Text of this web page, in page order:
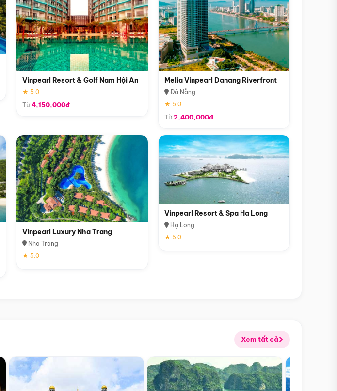
Vinpearl Resort & Golf Nam Hội An
★ 5.0
Từ4,150,000đ
Melia Vinpearl Danang Riverfront
Đà Nẵng
★ 5.0
Từ2,400,000đ
Vinpearl Luxury Nha Trang
Nha Trang
★ 5.0
Vinpearl Resort & Spa Ha Long
Hạ Long
★ 5.0
Xem tất cả